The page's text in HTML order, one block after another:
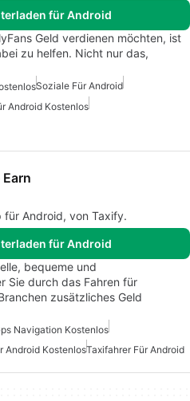
für Android
Geld verdienen möchten, ist
zu helfen. Nicht nur das,
Soziale Für Android
Android Kostenlos
für Android, von Taxify.
für Android
bequeme und
Sie durch das Fahren für
zusätzliches Geld
Navigation Kostenlos
Android KostenlosTaxifahrer Für Android